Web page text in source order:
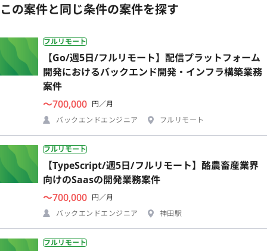
この案件と同じ条件の案件を探す
フルリモート
【Go/週5日/フルリモート】配信プラットフォーム
開発におけるバックエンド開発・インフラ構築業務
案件
〜700,000 円／月
バックエンドエンジニア
フルリモート
フルリモート
【TypeScript/週5日/フルリモート】酪農畜産業界
向けのSaasの開発業務案件
〜700,000 円／月
バックエンドエンジニア
神田駅
フルリモート